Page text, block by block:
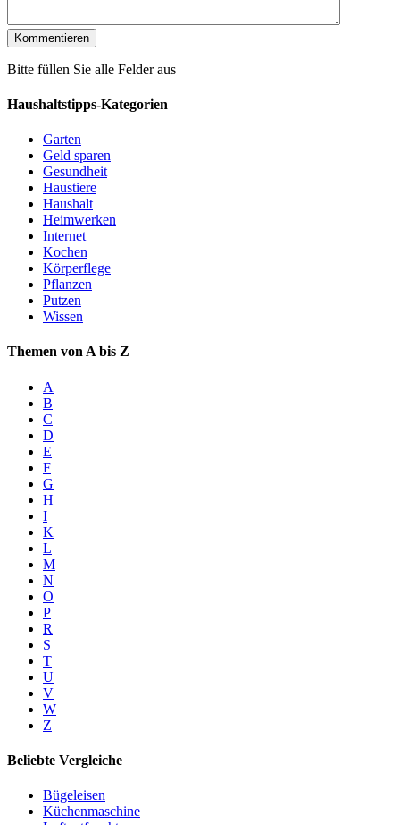
Bitte füllen Sie alle Felder aus
Haushaltstipps-Kategorien
Garten
Geld sparen
Gesundheit
Haustiere
Haushalt
Heimwerken
Internet
Kochen
Körperflege
Pflanzen
Putzen
Wissen
Themen von A bis Z
A
B
C
D
E
F
G
H
I
K
L
M
N
O
P
R
S
T
U
V
W
Z
Beliebte Vergleiche
Bügeleisen
Küchenmaschine